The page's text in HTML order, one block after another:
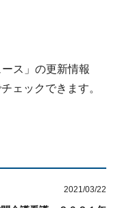
ス」の更新情報
ェックできます。
2021/03/22